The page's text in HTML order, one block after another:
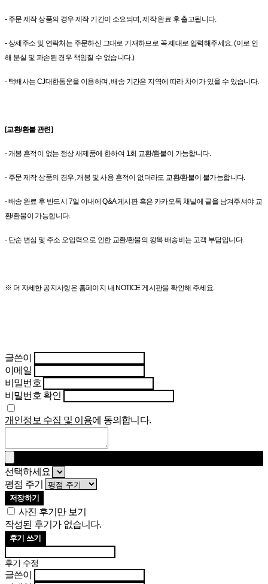
- 주문 제작 상품의 경우 제작 기간이 소요되며, 제작 완료 후 출고됩니다.
- 상세주소 및 연락처는 주문하신 그대로 기재하므로 꼭 제대로 입력해주세요. (이로 인
해 분실 및 파손된 경우 책임질 수 없습니다.)
- 택배사는 CJ대한통운을 이용하며, 배송 기간은 지역에 따라 차이가 있을 수 있습니다.
[교환/환불 관련]
- 개봉 흔적이 없는 정상 새제품에 한하여 1회 교환/환불이 가능합니다.
- 주문 제작 상품의 경우, 개봉 및 사용 흔적이 없더라도 교환/환불이 불가능합니다.
- 배송 완료 후 반드시 7일 이내에 Q&A 게시판 혹은 카카오톡 채널에 글을 남겨주셔야 교
환/환불이 가능합니다.
- 단순 변심 및 주소 오입력으로 인한 교환/환불의 왕복 배송비는 고객 부담입니다.
※ 더 자세한 공지사항은 홈페이지 내 NOTICE 게시판을 확인해 주세요.
글쓴이
이메일
비밀번호
비밀번호 확인
개인정보 수집 및 이용에 동의합니다.
선택하세요
평점 주기
저장하기
사진 후기만 보기
작성된 후기가 없습니다.
후기 쓰기
후기 수정
글쓴이